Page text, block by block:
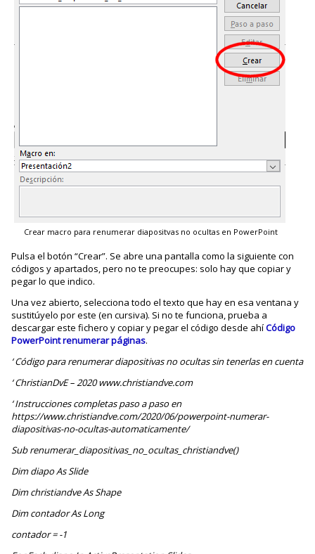
Crear macro para renumerar diapositvas no ocultas en PowerPoint
Pulsa el botón “Crear”. Se abre una pantalla como la siguiente con
códigos y apartados, pero no te preocupes: solo hay que copiar y
pegar lo que indico.
Una vez abierto, selecciona todo el texto que hay en esa ventana y
sustitúyelo por este (en cursiva). Si no te funciona, prueba a
descargar este fichero y copiar y pegar el código desde ahíCódigo
PowerPoint renumerar páginas.
‘ Código para renumerar diapositivas no ocultas sin tenerlas en cuenta
‘ ChristianDvE – 2020 www.christiandve.com
‘ Instrucciones completas paso a paso en
https://www.christiandve.com/2020/06/powerpoint-numerar-
diapositivas-no-ocultas-automaticamente/
Sub renumerar_diapositivas_no_ocultas_christiandve()
Dim diapo As Slide
Dim christiandve As Shape
Dim contador As Long
contador = -1